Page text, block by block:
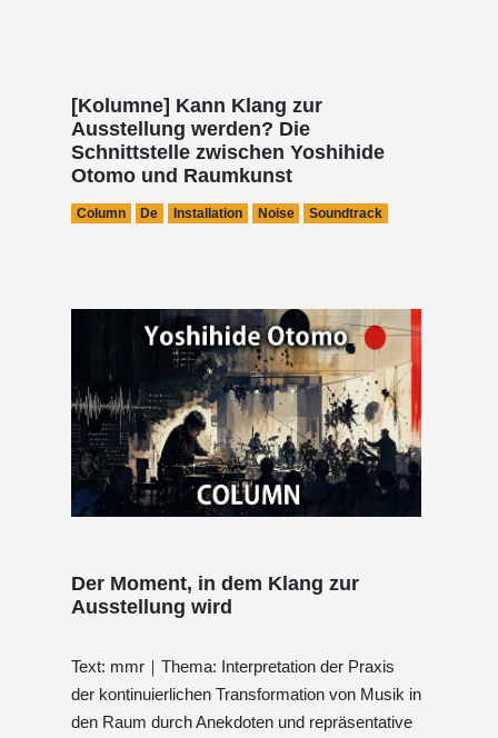
[Kolumne] Kann Klang zur
Ausstellung werden? Die
Schnittstelle zwischen Yoshihide
Otomo und Raumkunst
Column De Installation Noise Soundtrack
Der Moment, in dem Klang zur
Ausstellung wird
Text: mmr｜Thema: Interpretation der Praxis
der kontinuierlichen Transformation von Musik in
den Raum durch Anekdoten und repräsentative